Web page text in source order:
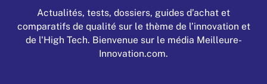
Actualités, tests, dossiers, guides d’achat et
comparatifs de qualité sur le thème de l’innovation et
de l'High Tech. Bienvenue sur le média Meilleure-
Innovation.com.